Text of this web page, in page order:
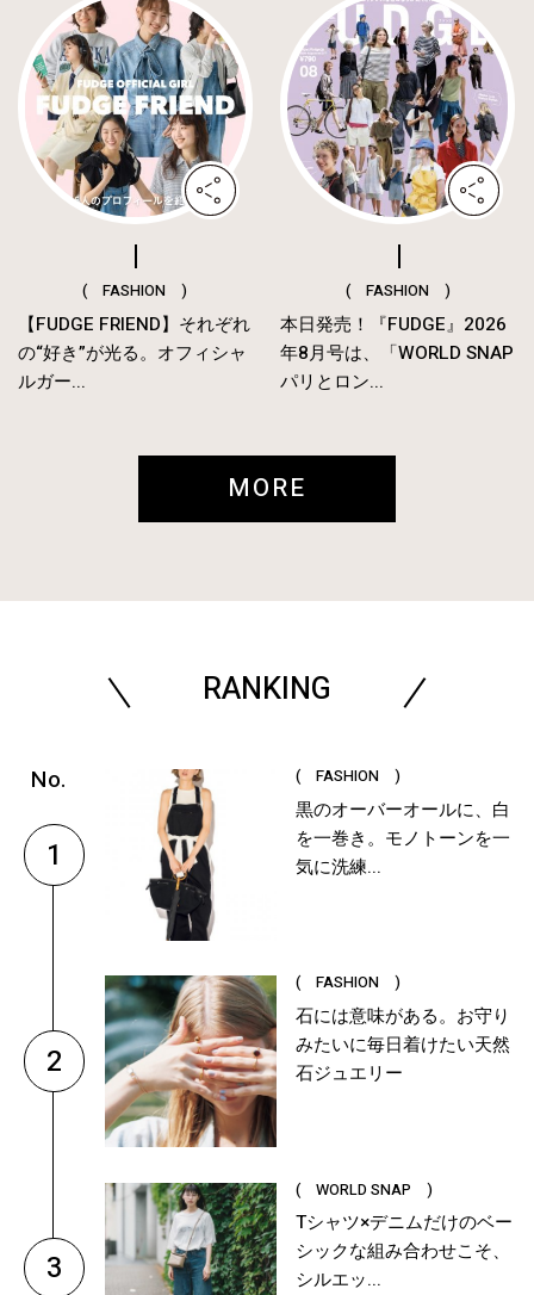
( FASHION )
【FUDGE FRIEND】それぞれ
の“好き”が光る。オフィシャ
ルガー...
( FASHION )
本日発売！『FUDGE』2026
年8月号は、「WORLD SNAP
パリとロン...
MORE
RANKING
1
( FASHION )
黒のオーバーオールに、白
を一巻き。モノトーンを一
気に洗練...
2
( FASHION )
石には意味がある。お守り
みたいに毎日着けたい天然
石ジュエリー
3
( WORLD SNAP )
Tシャツ×デニムだけのベー
シックな組み合わせこそ、
シルエッ...